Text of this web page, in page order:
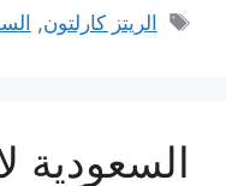
الوسوم
الريتز كارلتون,